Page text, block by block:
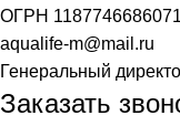
ОГРН
aqualife-m@mail.ru
Генеральный
Заказать